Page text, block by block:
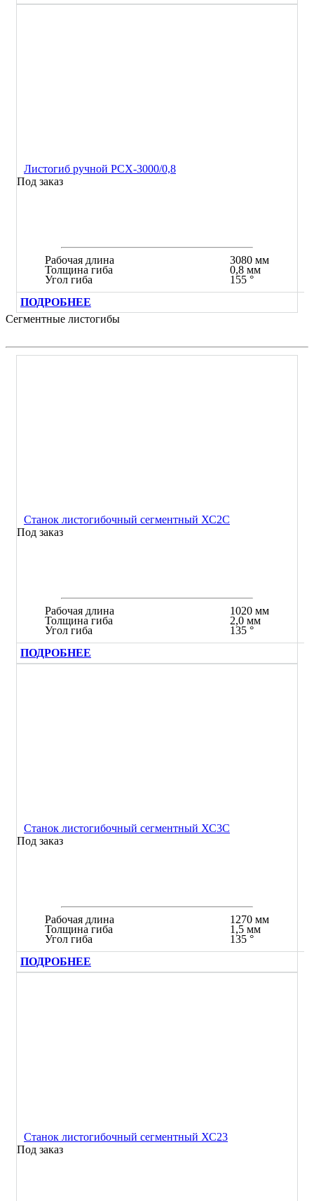
Листогиб ручной РСХ-3000/0,8
Под заказ
Рабочая длина
Толщина гиба
Угол гиба
3080 мм
0,8 мм
155 °
ПОДРОБНЕЕ
Сегментные листогибы
Станок листогибочный сегментный ХС2С
Под заказ
Рабочая длина
Толщина гиба
Угол гиба
1020 мм
2,0 мм
135 °
ПОДРОБНЕЕ
Станок листогибочный сегментный ХС3С
Под заказ
Рабочая длина
Толщина гиба
Угол гиба
1270 мм
1,5 мм
135 °
ПОДРОБНЕЕ
Станок листогибочный сегментный ХС23
Под заказ